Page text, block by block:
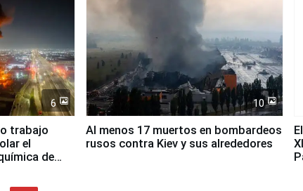
6
trabajo
el
de
10
Al menos 17 muertos en bombardeos
rusos contra Kiev y sus alrededores